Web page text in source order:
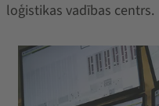
loģistikas vadības centrs.